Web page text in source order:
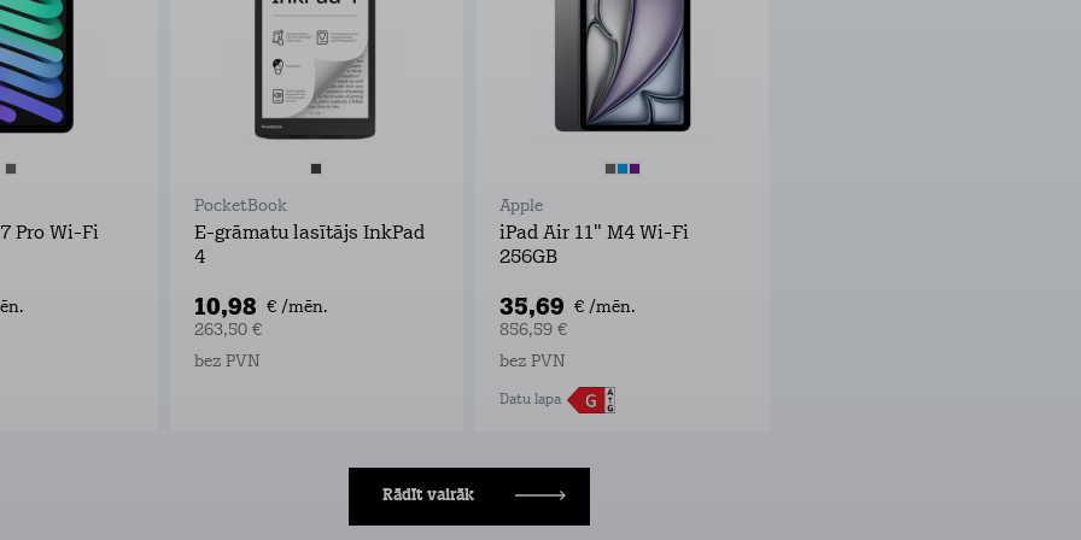
Pro Wi-Fi
PocketBook
E-grāmatu lasītājs InkPad
4
10,98 € /mēn.
263,50 €
bez PVN
Apple
iPad Air 11" M4 Wi-Fi
256GB
35,69 € /mēn.
856,59 €
bez PVN
Datu lapa
Rādīt vairāk